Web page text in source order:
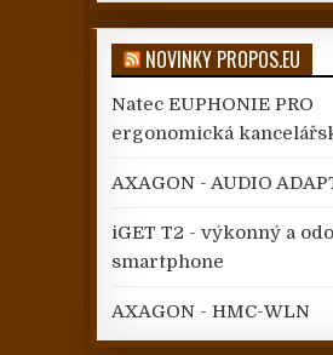
NOVINKY PROPOS.EU
Natec EUPHONIE PRO
ergonomická
AXAGON - AUDIO
iGET T2 - výkonný a
smartphone
AXAGON - HMC-WLN